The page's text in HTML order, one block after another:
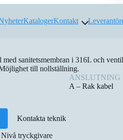
KatalogerKontakt
sanitetsmembran i 316L och
till nollställning.
ANSLUTNING
A – Rak kabel
Kontakta teknik
Nivå tryckgivare